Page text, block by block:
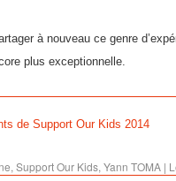
à nouveau ce genre
plus exceptionnelle.
de Support Our Kids 2014
, Support Our Kids, Yann TOMA |